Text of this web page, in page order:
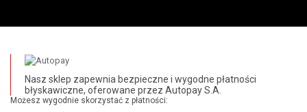
Nasz sklep zapewnia bezpieczne i wygodne płatności
błyskawiczne, oferowane przez Autopay S.A.
Możesz wygodnie skorzystać z płatności: